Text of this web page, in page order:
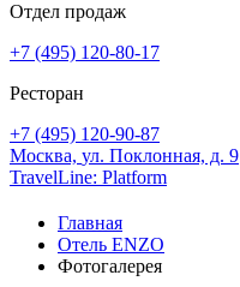
Отдел продаж
+7 (495) 120-80-17
Ресторан
+7 (495) 120-90-87
Москва, ул. Поклонная, д. 9
TravelLine: Platform
Главная
Отель ENZO
Фотогалерея